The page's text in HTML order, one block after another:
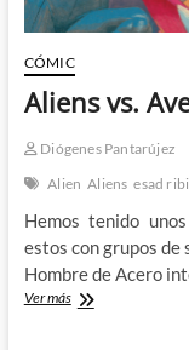
CÓMIC
Aliens vs.
Diógenes Pantarújez
Alien Aliens esad
Hemos tenido
estos con grupos de
Hombre de Acero
Ver másAliens